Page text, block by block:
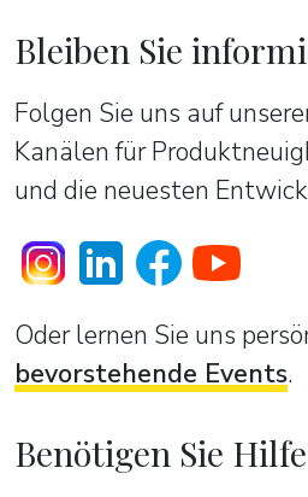
Bleiben Sie
Folgen Sie uns auf
Kanälen für
und die neuesten
Oder lernen Sie uns
bevorstehende Events.
Benötigen Sie